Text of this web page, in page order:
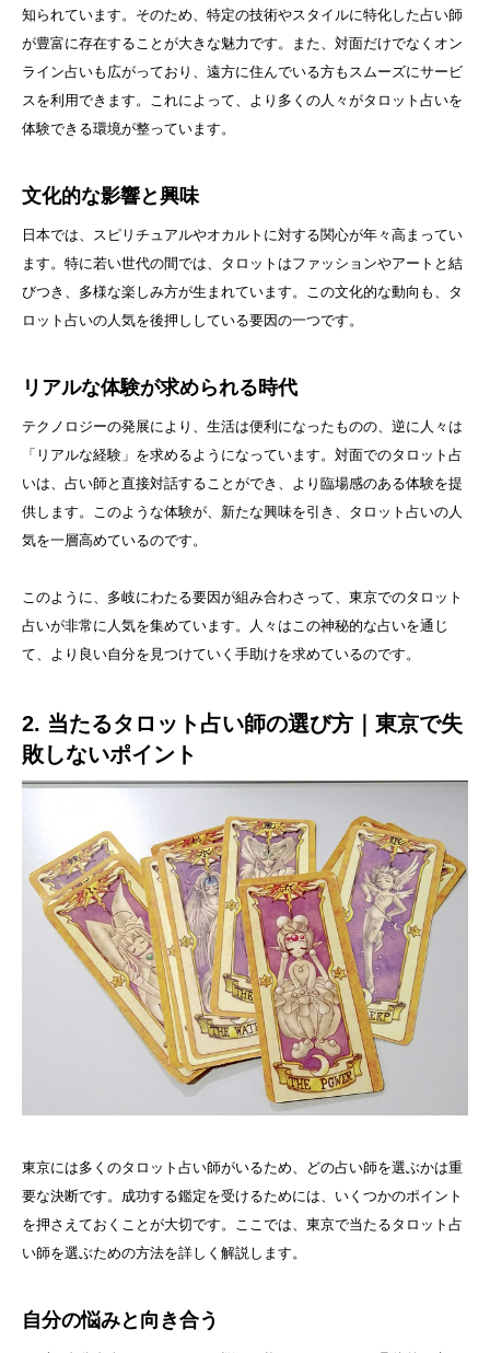
知られています。そのため、特定の技術やスタイルに特化した占い師
が豊富に存在することが大きな魅力です。また、対面だけでなくオン
ライン占いも広がっており、遠方に住んでいる方もスムーズにサービ
スを利用できます。これによって、より多くの人々がタロット占いを
体験できる環境が整っています。
文化的な影響と興味
日本では、スピリチュアルやオカルトに対する関心が年々高まってい
ます。特に若い世代の間では、タロットはファッションやアートと結
びつき、多様な楽しみ方が生まれています。この文化的な動向も、タ
ロット占いの人気を後押ししている要因の一つです。
リアルな体験が求められる時代
テクノロジーの発展により、生活は便利になったものの、逆に人々は
「リアルな経験」を求めるようになっています。対面でのタロット占
いは、占い師と直接対話することができ、より臨場感のある体験を提
供します。このような体験が、新たな興味を引き、タロット占いの人
気を一層高めているのです。
このように、多岐にわたる要因が組み合わさって、東京でのタロット
占いが非常に人気を集めています。人々はこの神秘的な占いを通じ
て、より良い自分を見つけていく手助けを求めているのです。
2. 当たるタロット占い師の選び方｜東京で失
敗しないポイント
東京には多くのタロット占い師がいるため、どの占い師を選ぶかは重
要な決断です。成功する鑑定を受けるためには、いくつかのポイント
を押さえておくことが大切です。ここでは、東京で当たるタロット占
い師を選ぶための方法を詳しく解説します。
自分の悩みと向き合う